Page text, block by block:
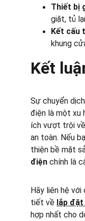
Thiết bị
giặt, tủ
Kết cấu
khung
Kết
Sự chuyển
điện là một xu
ích vượt trội
an toàn. Nếu
thiện bề mặt
điện chính là
Hãy liên hệ
tiết về lắp đặt
hợp nhất cho